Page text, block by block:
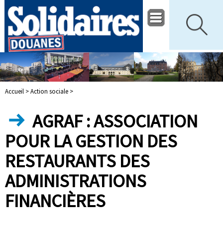
Accueil >Action sociale >
AGRAF : ASSOCIATION
POUR LA GESTION DES
RESTAURANTS DES
ADMINISTRATIONS
FINANCIÈRES